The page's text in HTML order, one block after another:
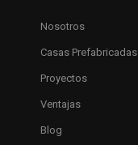
Nosotros
Casas Prefabricadas
Proyectos
Ventajas
Blog